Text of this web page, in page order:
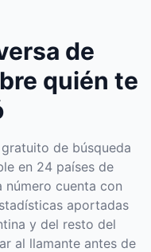
de
quién te
de búsqueda
en 24 países de
número cuenta con
aportadas
y del resto del
al llamante antes de